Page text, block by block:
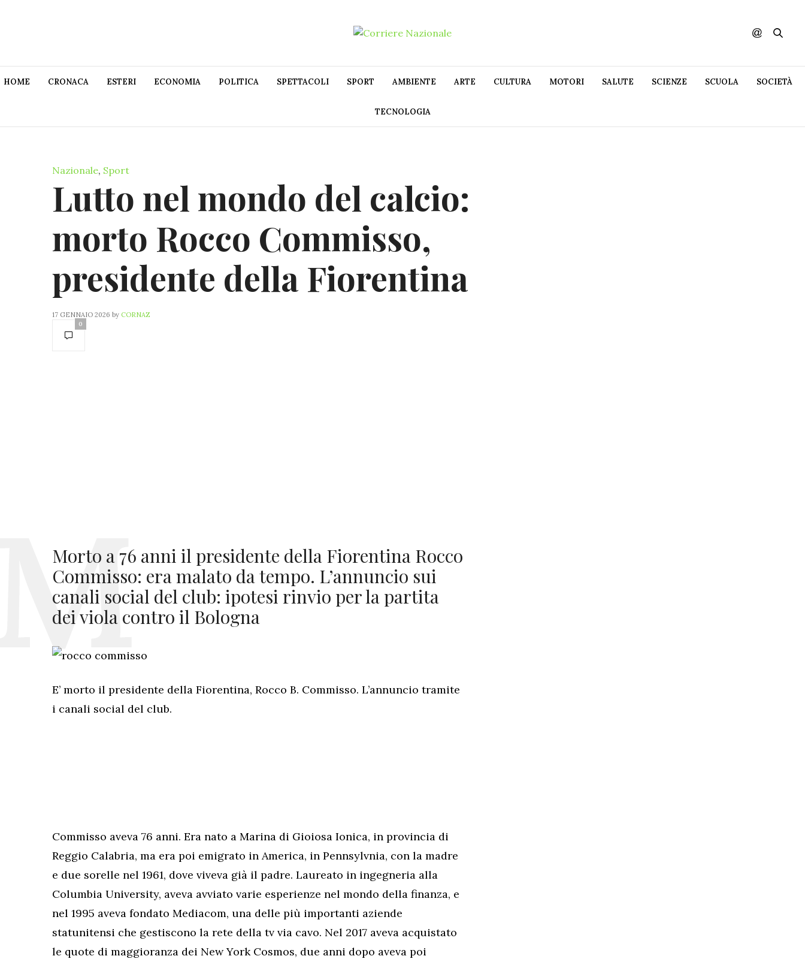
HOME CRONACA ESTERI ECONOMIA POLITICA SPETTACOLI SPORT AMBIENTE ARTE CULTURA MOTORI SALUTE SCIENZE SCUOLA SOCIETÀ
TECNOLOGIA
Nazionale, Sport
Lutto nel mondo del calcio:
morto Rocco Commisso,
presidente della Fiorentina
17 GENNAIO 2026 by CORNAZ
0
Morto a 76 anni il presidente della Fiorentina Rocco
Commisso: era malato da tempo. L’annuncio sui
canali social del club: ipotesi rinvio per la partita
dei viola contro il Bologna
E’ morto il presidente della Fiorentina, Rocco B. Commisso. L’annuncio tramite
i canali social del club.
Commisso aveva 76 anni. Era nato a Marina di Gioiosa Ionica, in provincia di
Reggio Calabria, ma era poi emigrato in America, in Pennsylvnia, con la madre
e due sorelle nel 1961, dove viveva già il padre. Laureato in ingegneria alla
Columbia University, aveva avviato varie esperienze nel mondo della finanza, e
nel 1995 aveva fondato Mediacom, una delle più importanti aziende
statunitensi che gestiscono la rete della tv via cavo. Nel 2017 aveva acquistato
le quote di maggioranza dei New York Cosmos, due anni dopo aveva poi